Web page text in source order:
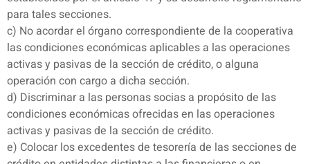
para tales secciones.
c) No acordar el órgano correspondiente de la cooperativa
las condiciones económicas aplicables a las operaciones
activas y pasivas de la sección de crédito, o alguna
operación con cargo a dicha sección.
d) Discriminar a las personas socias a propósito de las
condiciones económicas ofrecidas en las operaciones
activas y pasivas de la sección de crédito.
e) Colocar los excedentes de tesorería de las secciones de